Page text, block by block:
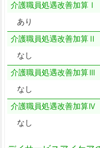
介護職員処遇改善加算Ⅰ
あり
介護職員処遇改善加算Ⅱ
なし
介護職員処遇改善加算Ⅲ
なし
介護職員処遇改善加算Ⅳ
なし